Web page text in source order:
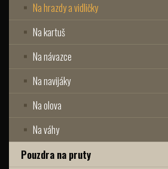
Na hrazdy a vidličky
Na kartuš
Na návazce
Na navijáky
Na olova
Na váhy
Pouzdra na pruty